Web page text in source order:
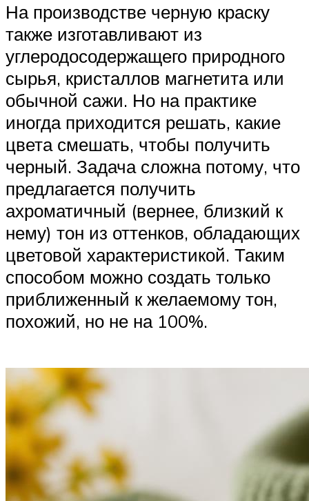
На производстве черную краску
также изготавливают из
углеродосодержащего природного
сырья, кристаллов магнетита или
обычной сажи. Но на практике
иногда приходится решать, какие
цвета смешать, чтобы получить
черный. Задача сложна потому, что
предлагается получить
ахроматичный (вернее, близкий к
нему) тон из оттенков, обладающих
цветовой характеристикой. Таким
способом можно создать только
приближенный к желаемому тон,
похожий, но не на 100%.